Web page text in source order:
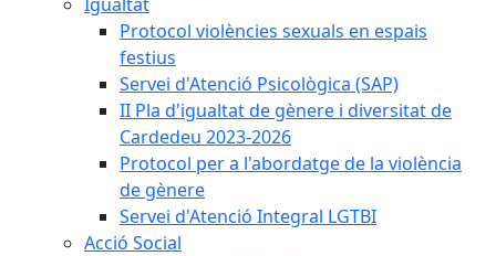
Protocol violències sexuals en espais
festius
Servei d'Atenció Psicològica (SAP)
II Pla d'igualtat de gènere i diversitat de
Cardedeu 2023-2026
Protocol per a l'abordatge de la violència
de gènere
Servei d'Atenció Integral LGTBI
Acció Social